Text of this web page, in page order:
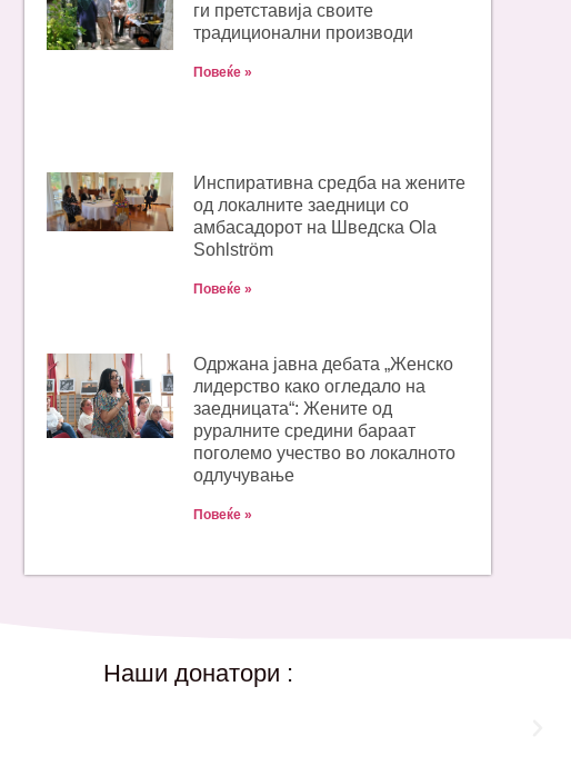
ги претставија своите
традиционални производи
Повеќе »
Инспиративна средба на жените
од локалните заедници со
амбасадорот на Шведска Ola
Sohlström
Повеќе »
Одржана јавна дебата „Женско
лидерство како огледало на
заедницата“: Жените од
руралните средини бараат
поголемо учество во локалното
одлучување
Повеќе »
Наши донатори :